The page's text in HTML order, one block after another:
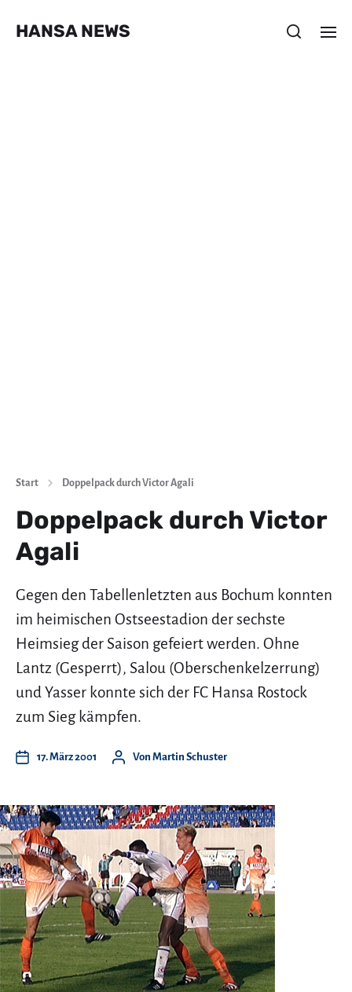
HANSA NEWS
Start Doppelpack durch Victor Agali
Doppelpack durch Victor
Agali
Gegen den Tabellenletzten aus Bochum konnten
im heimischen Ostseestadion der sechste
Heimsieg der Saison gefeiert werden. Ohne
Lantz (Gesperrt), Salou (Oberschenkelzerrung)
und Yasser konnte sich der FC Hansa Rostock
zum Sieg kämpfen.
17. März 2001 Von Martin Schuster